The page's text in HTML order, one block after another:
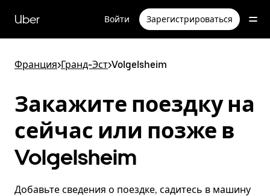
перейти
к
Uber Войти Зарегистрироваться
Франция>Гранд-Эст>Volgelsheim
Закажите поездку на
сейчас или позже в
Volgelsheim
Добавьте сведения о поездке, садитесь в машину